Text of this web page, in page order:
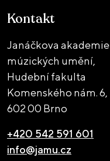
Kontakt
Janáčkova akademie
múzických umění,
Hudební fakulta
Komenského nám. 6,
602 00 Brno
+420 542 591 601
info@jamu.cz